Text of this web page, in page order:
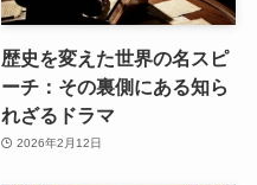
歴史を変えた世界の名スピ
ーチ：その裏側にある知ら
れざるドラマ
2026年2月12日